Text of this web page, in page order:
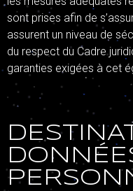
sont prises afin de
assurent un niveau de
du respect du Cadre
garanties exigées à cet